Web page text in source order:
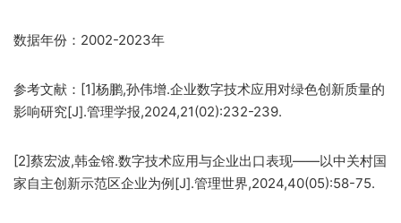
数据年份：2002-2023年
参考文献：[1]杨鹏,孙伟增.企业数字技术应用对绿色创新质量的
影响研究[J].管理学报,2024,21(02):232-239.
[2]蔡宏波,韩金镕.数字技术应用与企业出口表现——以中关村国
家自主创新示范区企业为例[J].管理世界,2024,40(05):58-75.